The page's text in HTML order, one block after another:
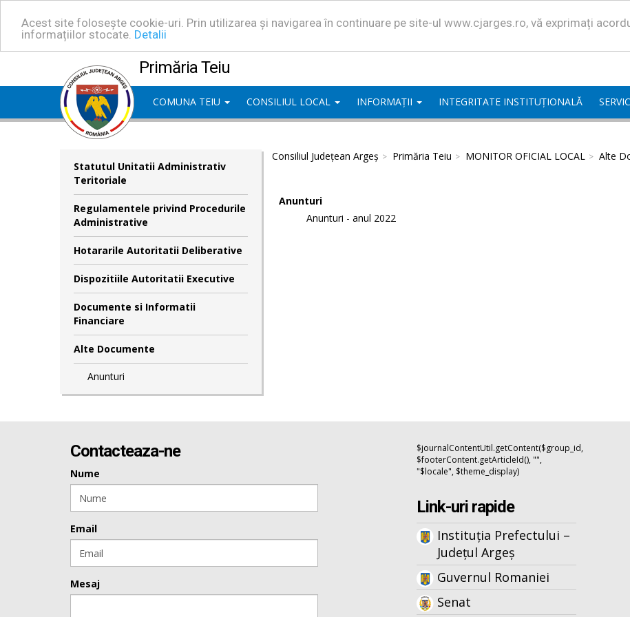
Acest site folosește cookie-uri. Prin utilizarea și navigarea în continuare pe site-ul www.cjarges.ro, vă exprimați
informațiilor stocate. Detalii
Primăria Teiu
COMUNA TEIU CONSILIUL LOCAL INFORMAȚII INTEGRITATE INSTITUȚIONALĂ
Statutul Unitatii Administrativ
Teritoriale
Regulamentele privind Procedurile
Administrative
Hotararile Autoritatii Deliberative
Dispozitiile Autoritatii Executive
Documente si Informatii
Financiare
Alte Documente
Anunturi
Consiliul Județean Argeș Primăria Teiu MONITOR OFICIAL LOCAL Alte
Anunturi
Anunturi - anul 2022
Contacteaza-ne
Nume
Email
Mesaj
$journalContentUtil.getContent($group_id,
$footerContent.getArticleId(), "",
"$locale", $theme_display)
Link-uri rapide
Instituția Prefectului –
Județul Argeș
Guvernul Romaniei
Senat